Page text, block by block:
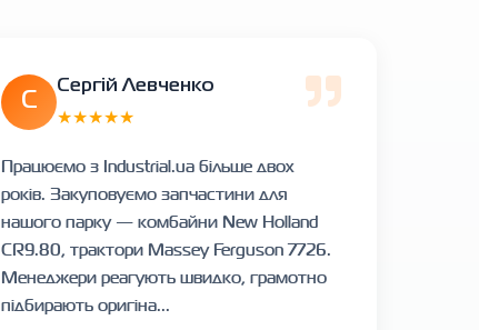
С
Сергій Левченко
★★★★★
Працюємо з Industrial.ua більше двох
років. Закуповуємо запчастини для
нашого парку — комбайни New Holland
CR9.80, трактори Massey Ferguson 7726.
Менеджери реагують швидко, грамотно
підбирають оригіна...